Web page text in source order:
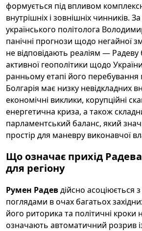
формується під впливом
внутрішніх і зовнішніх чинників.
українського політолога
панічні прогнози щодо негайної
не відповідають реаліям — Радеву
активної геополітики щодо
ранньому етапі його перебування
Болгарія має низку невідкладних
економічні виклики, корупційні
енергетична криза, а також
парламентський баланс, який
простір для маневру виконавчої
Що означає прихід Радева
для регіону
Румен Радевдійсно асоціюється
поглядами в очах багатьох
його риторика та політичні кроки
означають автоматичний розрив